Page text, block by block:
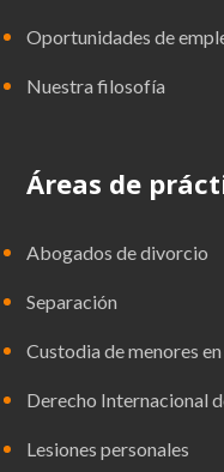
Oportunidades de
Nuestra filosofía
Áreas de
Abogados de divorcio
Separación
Custodia de menores
Derecho Internacional
Lesiones personales